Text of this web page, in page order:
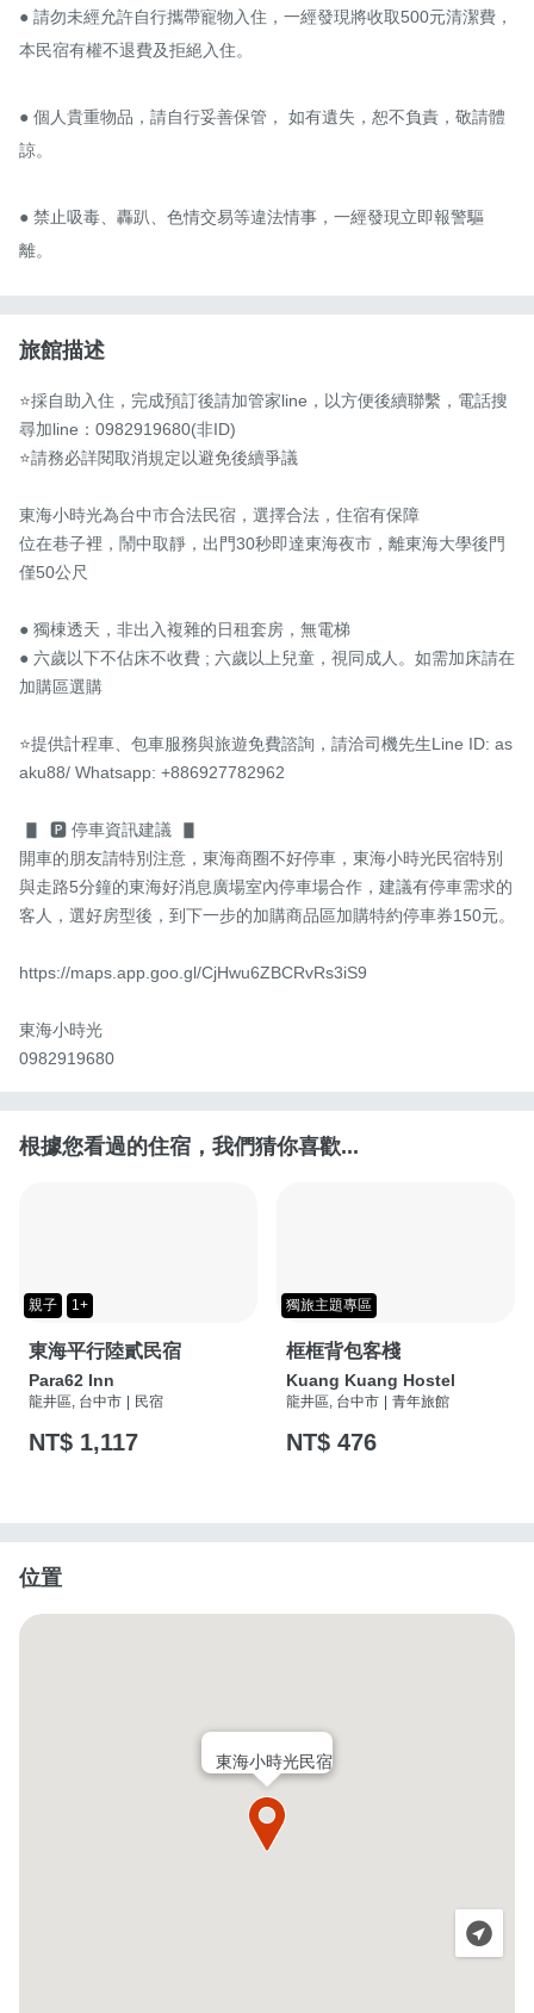
● 請勿未經允許自行攜帶寵物入住，一經發現將收取500元清潔費，
本民宿有權不退費及拒絕入住。
● 個人貴重物品，請自行妥善保管， 如有遺失，恕不負責，敬請體
諒。
● 禁止吸毒、轟趴、色情交易等違法情事，一經發現立即報警驅
離。
旅館描述
⭐️採自助入住，完成預訂後請加管家line，以方便後續聯繫，電話搜
尋加line：0982919680(非ID)
⭐️請務必詳閱取消規定以避免後續爭議
東海小時光為台中市合法民宿，選擇合法，住宿有保障
位在巷子裡，鬧中取靜，出門30秒即達東海夜市，離東海大學後門
僅50公尺
● 獨棟透天，非出入複雜的日租套房，無電梯
● 六歲以下不佔床不收費 ; 六歲以上兒童，視同成人。如需加床請在
加購區選購
⭐️提供計程車、包車服務與旅遊免費諮詢，請洽司機先生Line ID: as
aku88/ Whatsapp: +886927782962
開車的朋友請特別注意，東海商圈不好停車，東海小時光民宿特別
與走路5分鐘的東海好消息廣場室內停車場合作，建議有停車需求的
客人，選好房型後，到下一步的加購商品區加購特約停車券150元。
https://maps.app.goo.gl/CjHwu6ZBCRvRs3iS9
東海小時光
0982919680
根據您看過的住宿，我們猜你喜歡...
親子 1+
東海平行陸貳民宿
Para62 Inn
龍井區, 台中市 民宿
NT$ 1,117
獨旅主題專區
框框背包客棧
Kuang Kuang Hostel
龍井區, 台中市 青年旅館
NT$ 476
位置
東海小時光民宿